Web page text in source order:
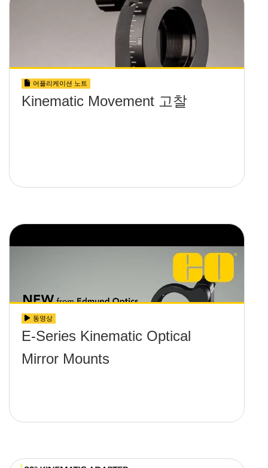
어플리케이션 노트
Kinematic Movement 고찰
동영상
E-Series Kinematic Optical
Mirror Mounts